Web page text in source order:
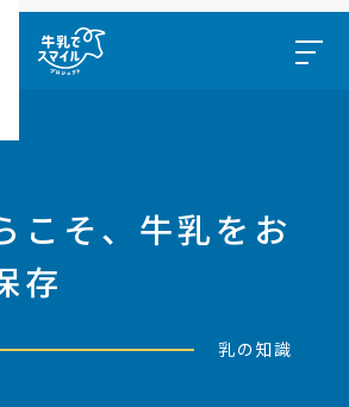
こそ、牛乳をお
存
乳の知識